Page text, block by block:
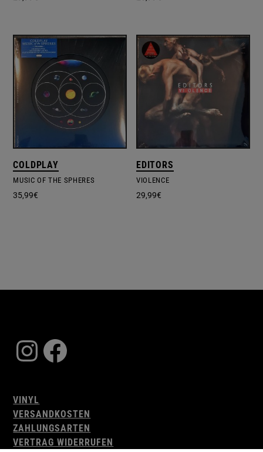
COLDPLAY
MUSIC OF THE SPHERES
35,99€
EDITORS
VIOLENCE
29,99€
Instagram
Facebook
VINYL
VERSANDKOSTEN
ZAHLUNGSARTEN
VERTRAG WIDERRUFEN